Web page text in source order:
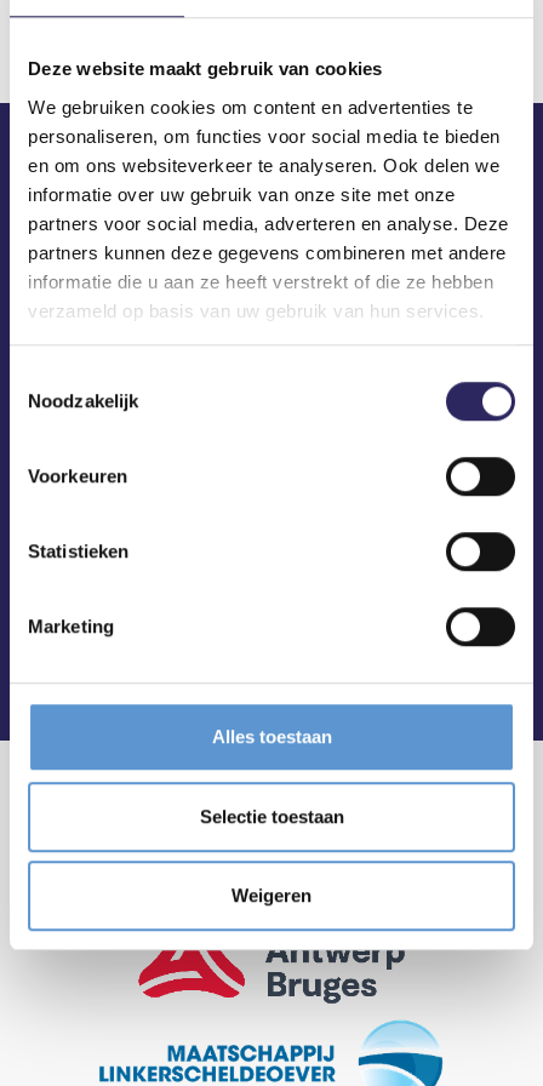
Deze website maakt gebruik van cookies
We gebruiken cookies om content en advertenties te
personaliseren, om functies voor social media te bieden
en om ons websiteverkeer te analyseren. Ook delen we
informatie over uw gebruik van onze site met onze
partners voor social media, adverteren en analyse. Deze
partners kunnen deze gegevens combineren met andere
informatie die u aan ze heeft verstrekt of die ze hebben
verzameld op basis van uw gebruik van hun services.
Noodzakelijk
Voorkeuren
Statistieken
Marketing
Alles toestaan
Selectie toestaan
Weigeren
ECA in je mailbox?